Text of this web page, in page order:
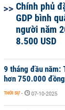
Chính phủ
GDP bình
người năm
8.500 USD
9 tháng đầu năm:
hơn 750.000
THỜI SỰ - 07-10-2025